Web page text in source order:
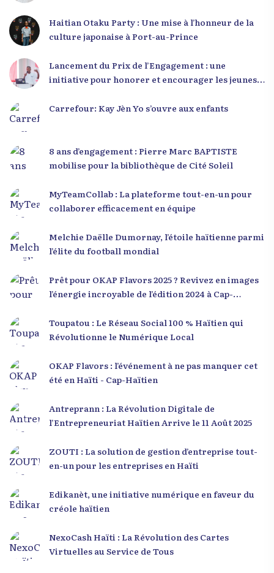
Haitian Otaku Party : Une mise à l’honneur de la
culture japonaise à Port-au-Prince
Lancement du Prix de l’Engagement : une
initiative pour honorer et encourager les jeunes
Carrefour: Kay Jèn Yo s’ouvre aux enfants
8 ans d’engagement : Pierre Marc BAPTISTE
mobilise pour la bibliothèque de Cité Soleil
MyTeamCollab : La plateforme tout-en-un pour
collaborer efficacement en équipe
Melchie Daëlle Dumornay, l’étoile haïtienne parmi
l’élite du football mondial
Prêt pour OKAP Flavors 2025 ? Revivez en images
l’énergie incroyable de l’édition 2024 à Cap-
Toupatou : Le Réseau Social 100 % Haïtien qui
Révolutionne le Numérique Local
OKAP Flavors : l’événement à ne pas manquer cet
été en Haïti - Cap-Haïtien
Antreprann : La Révolution Digitale de
l’Entrepreneuriat Haïtien Arrive le 11 Août 2025
ZOUTI : La solution de gestion d’entreprise tout-
en-un pour les entreprises en Haïti
Edikanèt, une initiative numérique en faveur du
créole haïtien
NexoCash Haïti : La Révolution des Cartes
Virtuelles au Service de Tous